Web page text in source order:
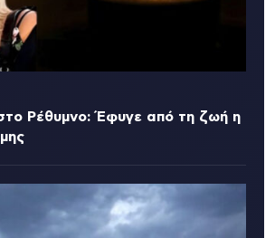
Ρέθυμνο: Έφυγε από τη ζωή η